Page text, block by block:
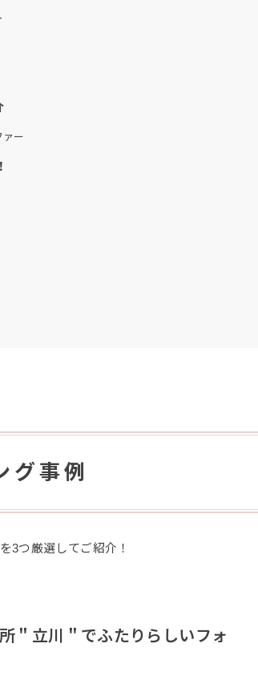
ー
グ事例
3つ厳選してご紹介！
＂立川＂でふたりらしいフォ